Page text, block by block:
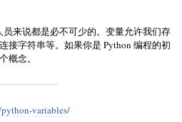
来说都是必不可少的。变量允许我们存
接字符串等。如果你是 Python 编程的初
概念。
variables/